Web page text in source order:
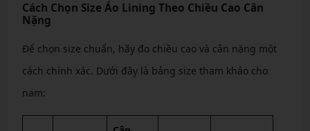
Cách Chọn Size Áo Lining Theo Chiều Cao Cân
Nặng
Để chọn size chuẩn, hãy đo chiều cao và cân nặng một
cách chính xác. Dưới đây là bảng size tham khảo cho
nam: